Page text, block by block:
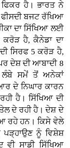
ਹੈ। ਭਾਰਤ ਨੇ
ਬਜਟ ਰੱਖਿਆ
ਦਾ ਸਿੱਖਿਆ ਲਈ
ਕਰੋੜ ਹੈ, ਕੈਨੇਡਾ ਦਾ
ਸਿਰਫ 5 ਕਰੋੜ ਹੈ,
ਦੇਸ਼ ਦੀ ਆਬਾਦੀ 8
ਲੰਬੇ ਸਮੇਂ ਤੋਂ ਅਨੇਕਾਂ
ਦੇ ਨਿਘਾਰ ਕਾਰਨ
ਹੈ। ਸਿੱਖਿਆ ਦੀ
ਦੇ ਰਹੀ ਹੈ। ਦੇਸ਼ ਦੇ
ਰਹੇ ਹਨ। ਕਿਸੇ ਵੇਲੇ
ਨੂੰ ਵਿਸ਼ੇਸ਼
ਵੀ ਸਾਡੀ ਸਿੱਖਿਆ